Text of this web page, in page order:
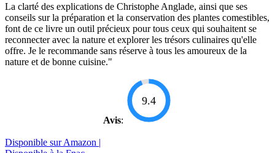
La clarté des explications de Christophe Anglade, ainsi que ses
conseils sur la préparation et la conservation des plantes comestibles,
font de ce livre un outil précieux pour tous ceux qui souhaitent se
reconnecter avec la nature et explorer les trésors culinaires qu'elle
offre. Je le recommande sans réserve à tous les amoureux de la
nature et de bonne cuisine."
Avis:
9.4
Disponible sur Amazon |